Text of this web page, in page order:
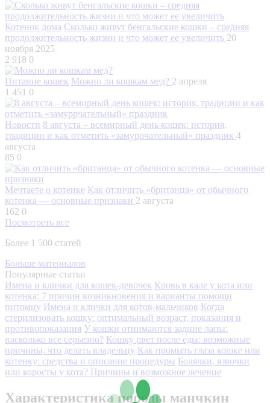
Котенок дома Сколько живут бенгальские кошки – средняя
продолжительность жизни и что может ее увеличить 20
ноября 2025
2 918 0
Питание кошек Можно ли кошкам мед? 2 апреля
1 451 0
Новости 8 августа – всемирный день кошек: история,
традиции и как отметить «замуррчательный» праздник 4
августа
85 0
Мечтаете о котенке Как отличить «британца» от обычного
котенка — основные признаки 2 августа
162 0
Посмотреть все
Более 1 500 статей
Больше материалов
Популярные статьи
Имена и клички для кошек-девочек Кровь в кале у кота или
котенка: 7 причин возникновения и варианты помощи
питомцу Имена и клички для котов-мальчиков Когда
стерилизовать кошку: оптимальный возраст, показания и
противопоказания У кошки отнимаются задние лапы:
насколько все серьезно? Кошку рвет после еды: возможные
причины, что делать владельцу Как промыть глаза кошке или
котенку: средства и описание процедуры Болячки, язвочки
или коросты у кота? Причины и возможное лечение
Характеристика породы манчкин